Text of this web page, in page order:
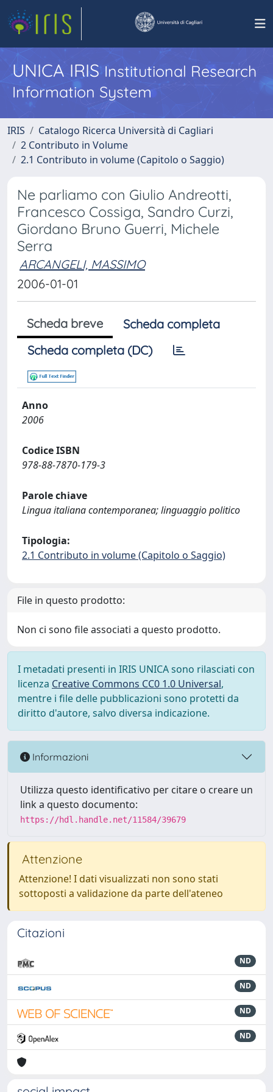
UNICA IRISInstitutional Research
Information System
IRIS
Catalogo Ricerca Università di Cagliari
2 Contributo in Volume
2.1 Contributo in volume (Capitolo o Saggio)
Ne parliamo con Giulio Andreotti,
Francesco Cossiga, Sandro Curzi,
Giordano Bruno Guerri, Michele
Serra
ARCANGELI, MASSIMO
2006-01-01
Scheda breve
Scheda completa
Scheda completa (DC)
Anno
2006
Codice ISBN
978-88-7870-179-3
Parole chiave
Lingua italiana contemporanea; linguaggio politico
Tipologia:
2.1 Contributo in volume (Capitolo o Saggio)
File in questo prodotto:
Non ci sono file associati a questo prodotto.
I metadati presenti in IRIS UNICA sono rilasciati con
licenza Creative Commons CC0 1.0 Universal,
mentre i file delle pubblicazioni sono protetti da
diritto d'autore, salvo diversa indicazione.
Informazioni
Utilizza questo identificativo per citare o creare un
link a questo documento:
https://hdl.handle.net/11584/39679
Attenzione
Attenzione! I dati visualizzati non sono stati
sottoposti a validazione da parte dell'ateneo
Citazioni
ND
ND
ND
ND